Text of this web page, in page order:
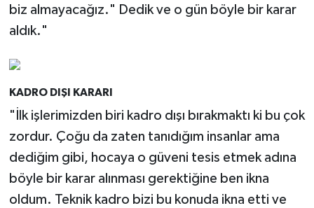
biz almayacağız." Dedik ve o gün böyle bir karar
aldık."
KADRO DIŞI KARARI
"İlk işlerimizden biri kadro dışı bırakmaktı ki bu çok
zordur. Çoğu da zaten tanıdığım insanlar ama
dediğim gibi, hocaya o güveni tesis etmek adına
böyle bir karar alınması gerektiğine ben ikna
oldum. Teknik kadro bizi bu konuda ikna etti ve